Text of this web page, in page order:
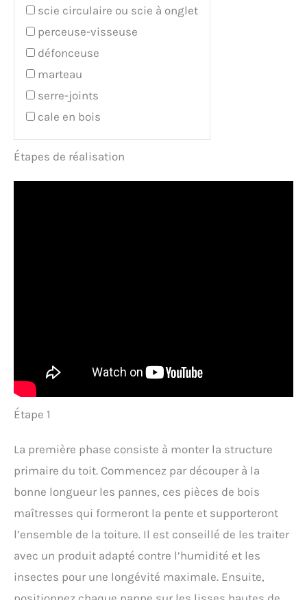
scie circulaire ou scie à onglet
perceuse-visseuse
défonceuse
marteau
serre-joints
cale en bois
Étapes de réalisation
Étape 1
La première phase consiste à monter la structure
primaire du toit. Commencez par découper à la
bonne longueur les pannes, ces pièces de bois
maîtresses qui formeront la pente et supporteront
l’ensemble de la toiture. Il est conseillé de les traiter
avec un produit adapté contre l’humidité et les
insectes pour une longévité maximale. Ensuite,